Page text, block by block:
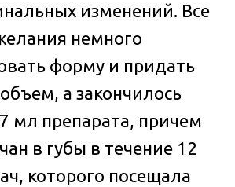
изменений. Все
немного
форму и придать
а закончилось
мл препарата, причем
в губы в течение 12
которого посещала